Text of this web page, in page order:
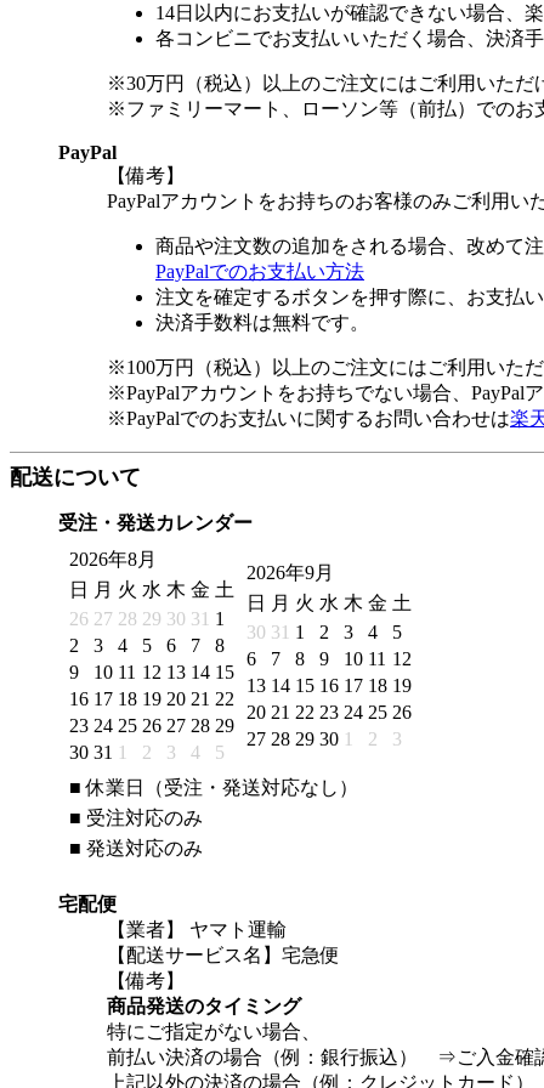
14日以内にお支払いが確認できない場合、
各コンビニでお支払いいただく場合、決済
※30万円（税込）以上のご注文にはご利用いただ
※ファミリーマート、ローソン等（前払）でのお
PayPal
【備考】
PayPalアカウントをお持ちのお客様のみご利用い
商品や注文数の追加をされる場合、改めて
PayPalでのお支払い方法
注文を確定するボタンを押す際に、お支払
決済手数料は無料です。
※100万円（税込）以上のご注文にはご利用いた
※PayPalアカウントをお持ちでない場合、PayPal
※PayPalでのお支払いに関するお問い合わせは楽
配送について
受注・発送カレンダー
2026年8月
日
月 火 水 木 金 土
26 27 28 29 30 31 1
2
3 4 5 6 7
8
9
10 11 12 13 14 15
16 17 18 19 20 21 22
23 24 25 26 27 28 29
30 31 1 2 3 4 5
2026年9月
日
月 火 水 木 金 土
30 31 1 2 3 4
5
6
7 8 9 10 11 12
13 14 15 16 17 18 19
20 21 22 23 24 25 26
27 28 29 30 1 2 3
■ 休業日（受注・発送対応なし）
■ 受注対応のみ
■ 発送対応のみ
宅配便
【業者】 ヤマト運輸
【配送サービス名】宅急便
【備考】
商品発送のタイミング
特にご指定がない場合、
前払い決済の場合（例：銀行振込） ⇒ご入金確
上記以外の決済の場合（例：クレジットカー